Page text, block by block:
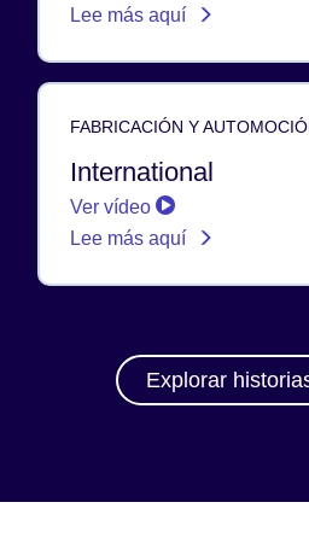
Lee más aquí
FABRICACIÓN Y
International
Ver vídeo
Lee más aquí
Explorar